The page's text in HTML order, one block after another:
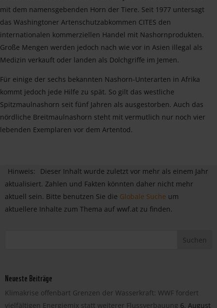
mit dem namensgebenden Horn der Tiere. Seit 1977 untersagt
das Washingtoner Artenschutzabkommen CITES den
internationalen kommerziellen Handel mit Nashornprodukten.
Große Mengen werden jedoch nach wie vor in Asien illegal als
Medizin verkauft oder landen als Dolchgriffe im Jemen.
Für einige der sechs bekannten Nashorn-Unterarten in Afrika
kommt jedoch jede Hilfe zu spät. So gilt das westliche
Spitzmaulnashorn seit fünf Jahren als ausgestorben. Auch das
nördliche Breitmaulnashorn steht mit vermutlich nur noch vier
lebenden Exemplaren vor dem Artentod.
Hinweis:
Dieser Inhalt wurde zuletzt vor mehr als einem Jahr
aktualisiert. Zahlen und Fakten könnten daher nicht mehr
aktuell sein. Bitte benutzen Sie die Globale Suche um
aktuellere Inhalte zum Thema auf wwf.at zu finden.
Neueste Beiträge
Klimakrise offenbart Grenzen der Wasserkraft: WWF fordert
vielfältigen Energiemix statt weiterer Flussverbauung 6. August